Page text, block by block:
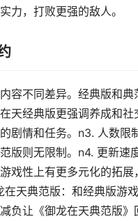
力，打败更强的敌人。
容不同差异。经典版和
天经典版更强调养成和
剧情和任务。n3. 人数
版则无限制。n4. 更新
戏性上有更多元化的拓
天典范版：和经典版游
负让《御龙在天典范版